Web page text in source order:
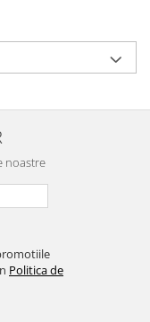
noastre
Politica de